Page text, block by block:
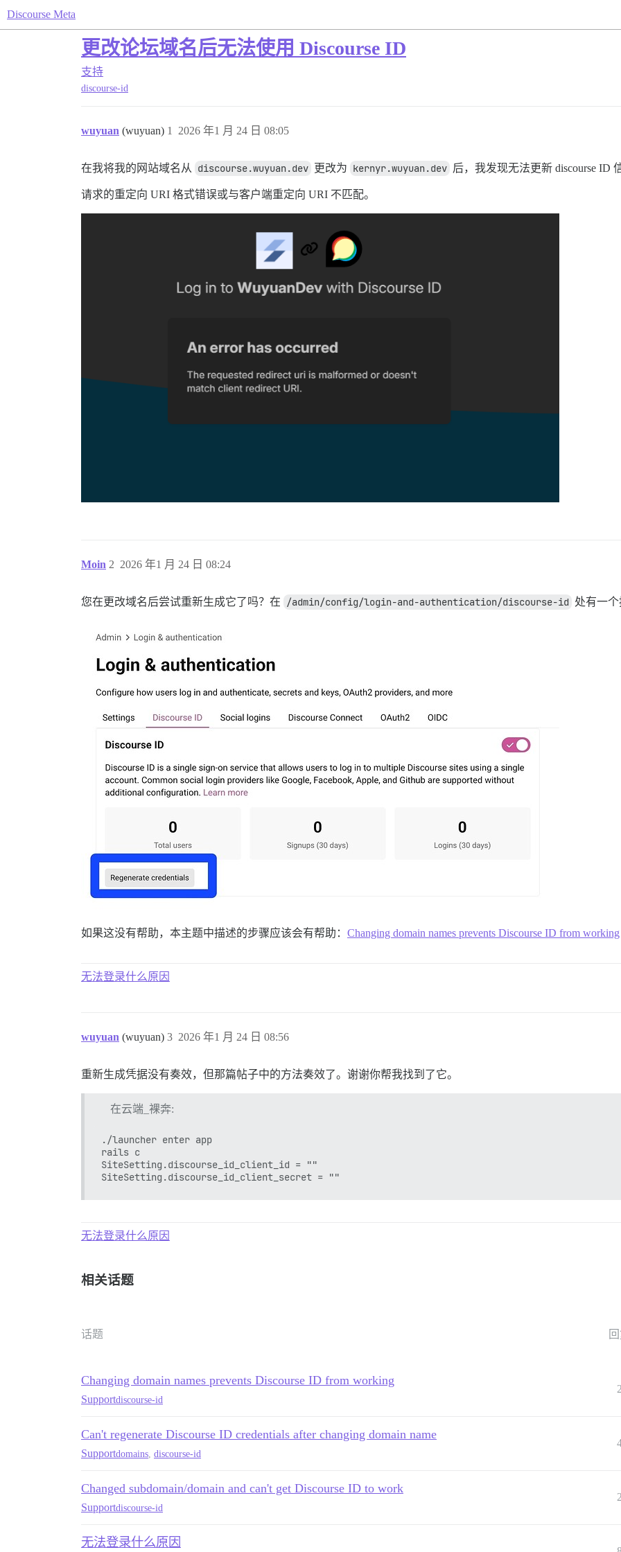
Discourse Meta
更改论坛域名后无法使用 Discourse ID
支持
discourse-id
wuyuan (wuyuan) 2026 年1 月 24 日 08:05
1
在我将我的网站域名从 discourse.wuyuan.dev 更改为 kernyr.wuyuan.dev 后，我发现无法更新 discourse ID
请求的重定向 URI 格式错误或与客户端重定向 URI 不匹配。
Moin 2026 年1 月 24 日 08:24
2
您在更改域名后尝试重新生成它了吗？在 /admin/config/login-and-authentication/discourse-id 处有一
如果这没有帮助，本主题中描述的步骤应该会有帮助： Changing domain names prevents Discourse ID from working
无法登录什么原因
wuyuan (wuyuan) 2026 年1 月 24 日 08:56
3
重新生成凭据没有奏效，但那篇帖子中的方法奏效了。谢谢你帮我找到了它。
在云端_裸奔:
./launcher enter app
rails c
SiteSetting.discourse_id_client_id = ""
无法登录什么原因
相关话题
话题
Changing domain names prevents Discourse ID from working
Supportdiscourse-id
2
Can't regenerate Discourse ID credentials after changing domain name
Supportdomains discourse-id
Changed subdomain/domain and can't get Discourse ID to work
Supportdiscourse-id
2
无法登录什么原因